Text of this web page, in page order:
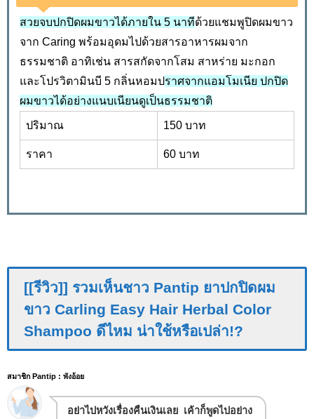
สวยจบปกปิดผมขาวได้ภายใน 5 นาทีด้วยแชมพูปิดผมขาว
จาก Caring พร้อมอุดมไปด้วยสารอาหารผมจาก
ธรรมชาติ อาทิเช่น สารสกัดจากโสม สาหร่าย มะกอก
และโปรวิตามินบี 5 กลิ่นหอมปราศจากแอมโมเนีย ปกปิด
ผมขาวได้อย่างแนบเนียนดูเป็นธรรมชาติ
ปริมาณ 150 บาท
ราคา 60 บาท
[[รีวิว]] รวมเห็นชาว Pantip ยาปกปิดผม
ขาว Carling Easy Hair Herbal Color
Shampoo ดีไหม น่าใช้หรือเปล่า!?
สมาชิก Pantip : พังอ้อย
อย่าไปหวังเรื่องคืนเงินเลย เค้าก็พูดไปอย่าง